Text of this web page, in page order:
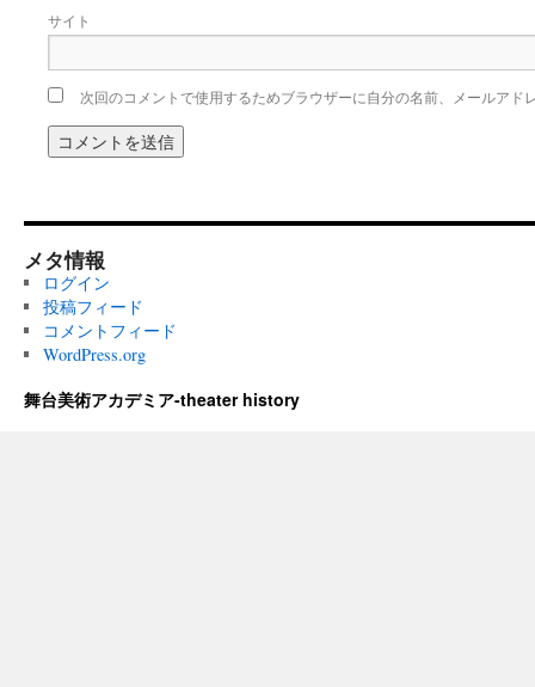
サイト
次回のコメントで使用するためブラウザーに自分の名前、メールアド
メタ情報
ログイン
投稿フィード
コメントフィード
WordPress.org
舞台美術アカデミア-theater history